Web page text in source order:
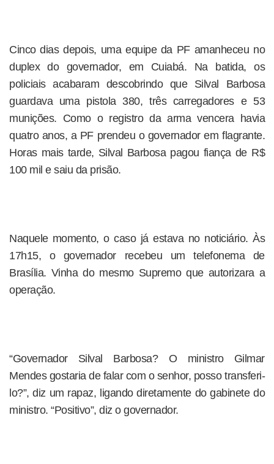
Cinco dias depois, uma equipe da PF amanheceu no
duplex do governador, em Cuiabá. Na batida, os
policiais acabaram descobrindo que Silval Barbosa
guardava uma pistola 380, três carregadores e 53
munições. Como o registro da arma vencera havia
quatro anos, a PF prendeu o governador em flagrante.
Horas mais tarde, Silval Barbosa pagou fiança de R$
100 mil e saiu da prisão.
Naquele momento, o caso já estava no noticiário. Às
17h15, o governador recebeu um telefonema de
Brasília. Vinha do mesmo Supremo que autorizara a
operação.
“Governador Silval Barbosa? O ministro Gilmar
Mendes gostaria de falar com o senhor, posso transferi-
lo?”, diz um rapaz, ligando diretamente do gabinete do
ministro. “Positivo”, diz o governador.